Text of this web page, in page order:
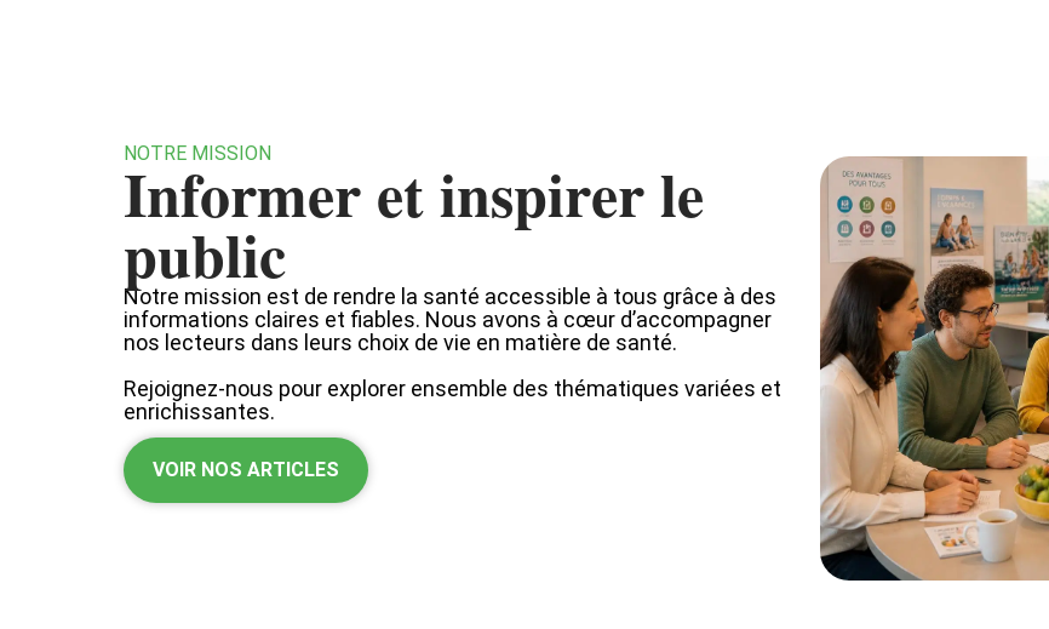
NOTRE MISSION
Informer et inspirer le
public
Notre mission est de rendre la santé accessible à tous grâce à des
informations claires et fiables. Nous avons à cœur d’accompagner
nos lecteurs dans leurs choix de vie en matière de santé.
Rejoignez-nous pour explorer ensemble des thématiques variées et
enrichissantes.
VOIR NOS ARTICLES